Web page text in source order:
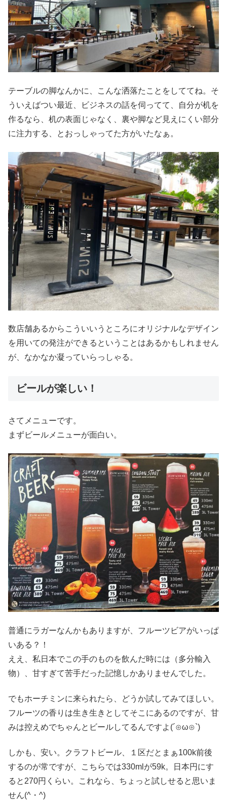
テーブルの脚なんかに、こんな洒落たことをしててね。そ
ういえばつい最近、ビジネスの話を伺ってて、自分が机を
作るなら、机の表面じゃなく、裏や脚など見えにくい部分
に注力する、とおっしゃってた方がいたなぁ。
数店舗あるからこういいうところにオリジナルなデザイン
を用いての発注ができるということはあるかもしれません
が、なかなか凝っていらっしゃる。
ビールが楽しい！
さてメニューです。
まずビールメニューが面白い。
普通にラガーなんかもありますが、フルーツビアがいっぱ
いある？！
ええ、私日本でこの手のものを飲んだ時には（多分輸入
物）、甘すぎて苦手だった記憶しかありませんでした。
でもホーチミンに来られたら、どうか試してみてほしい。
フルーツの香りは生き生きとしてそこにあるのですが、甘
みは控えめでちゃんとビールしてるんですよ(´⊙ω⊙`)
しかも、安い。クラフトビール、１区だとまぁ100k前後
するのが常ですが、こちらでは330mlが59k。日本円にす
ると270円くらい。これなら、ちょっと試しせると思いま
せん(^・^)